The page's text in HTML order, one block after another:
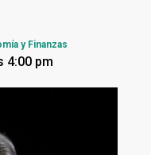
y Finanzas
4:00 pm